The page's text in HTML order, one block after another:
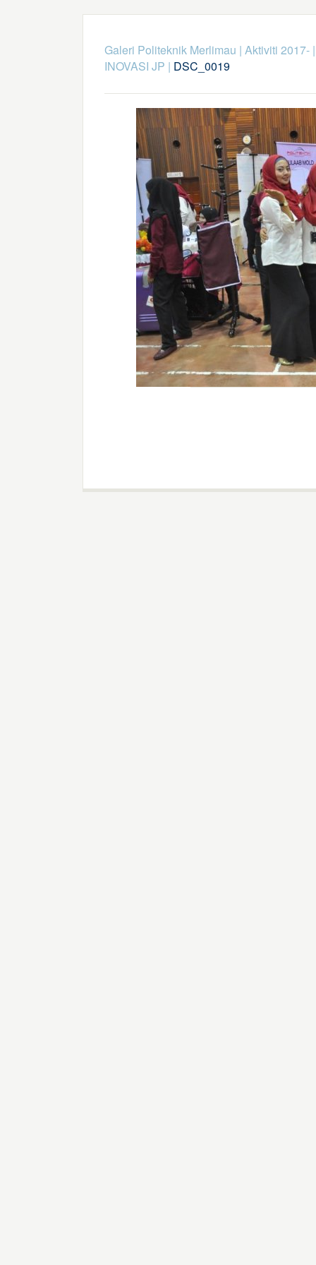
Galeri Politeknik Merlimau | Aktiviti 2017-
INOVASI JP | DSC_0019